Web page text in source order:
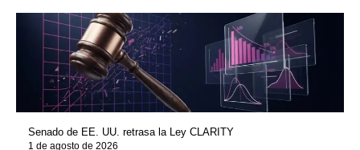
Senado de EE. UU. retrasa la Ley CLARITY
1 de agosto de 2026